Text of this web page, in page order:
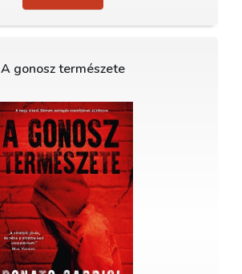
A gonosz természete